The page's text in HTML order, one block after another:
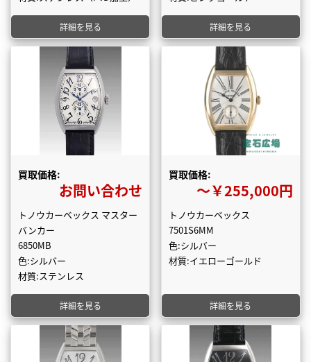
詳細を見る 詳細を見る
買取価格:
お問い合わせ
トノウカーベックス マスター
バンカー
6850MB
色:シルバー
材質:ステンレス
詳細を見る
買取価格:
〜￥255,000円
トノウカーベックス
7501S6MM
色:シルバー
材質:イエローゴールド
詳細を見る